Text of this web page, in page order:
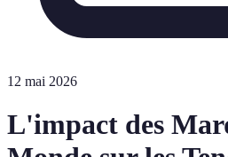
12 mai 2026
L'impact des